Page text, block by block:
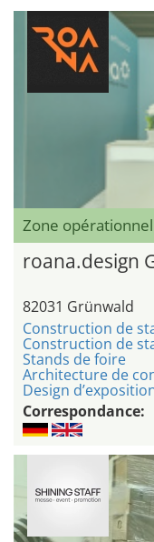
Zone
roana.design
82031 Grünwald
Construction de
Construction de
Stands de foire
Architecture de
Design
Correspondance: